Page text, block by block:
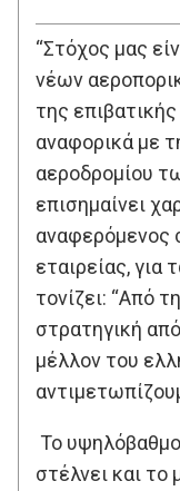
“Στόχος μας
νέων
της
αναφορικά με
αεροδρομίου
επισημαίνει
αναφερόμενος
εταιρείας, για
τονίζει: “Από
στρατηγική
μέλλον του
Το
στέλνει και